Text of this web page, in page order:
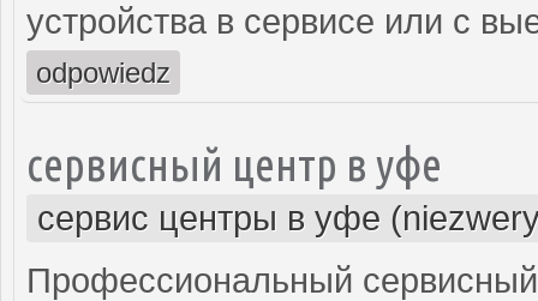
устройства в сервисе или с
odpowiedz
сервисный центр в уфе
сервис центры в уфе
Профессиональный